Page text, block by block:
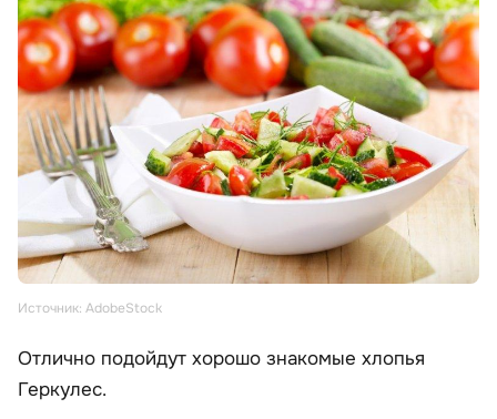
Источник: AdobeStock
Отлично подойдут хорошо знакомые хлопья
Геркулес.